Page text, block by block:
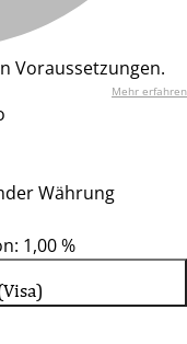
Voraussetzungen.
Mehr erfahren
Währung
1,00 %